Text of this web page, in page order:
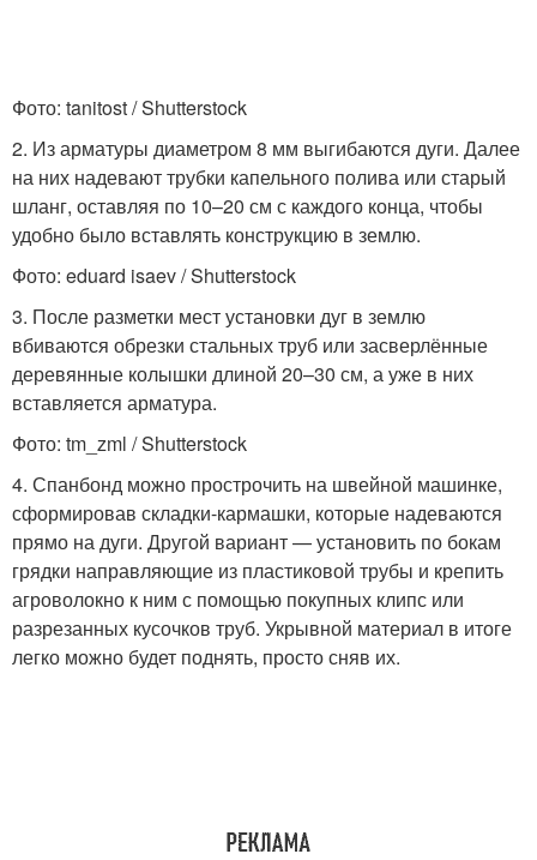
Фото: tanitost / Shutterstock
2. Из арматуры диаметром 8 мм выгибаются дуги. Далее
на них надевают трубки капельного полива или старый
шланг, оставляя по 10–20 см с каждого конца, чтобы
удобно было вставлять конструкцию в землю.
Фото: eduard isaev / Shutterstock
3. После разметки мест установки дуг в землю
вбиваются обрезки стальных труб или засверлённые
деревянные колышки длиной 20–30 см, а уже в них
вставляется арматура.
Фото: tm_zml / Shutterstock
4. Спанбонд можно прострочить на швейной машинке,
сформировав складки-кармашки, которые надеваются
прямо на дуги. Другой вариант — установить по бокам
грядки направляющие из пластиковой трубы и крепить
агроволокно к ним с помощью покупных клипс или
разрезанных кусочков труб. Укрывной материал в итоге
легко можно будет поднять, просто сняв их.